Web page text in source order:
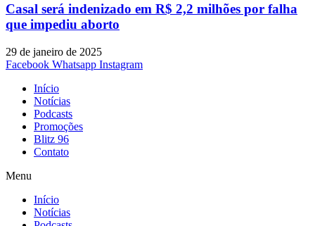
Casal será indenizado em R$ 2,2 milhões por falha
que impediu aborto
29 de janeiro de 2025
Facebook Whatsapp Instagram
Início
Notícias
Podcasts
Promoções
Blitz 96
Contato
Menu
Início
Notícias